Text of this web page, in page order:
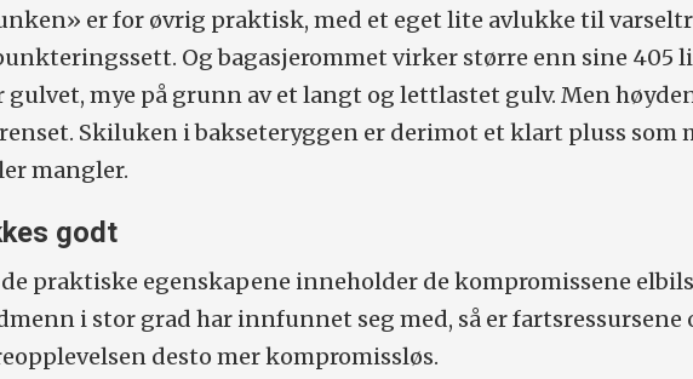
er for øvrig praktisk, med et eget lite avlukke til
Og bagasjerommet virker større enn sine 405
gulvet, mye på grunn av et langt og lettlastet gulv. Men
Skiluken i bakseteryggen er derimot et klart pluss som
mangler.
godt
de praktiske egenskapene inneholder de kompromissene
i stor grad har innfunnet seg med, så er fartsressursene
desto mer kompromissløs.